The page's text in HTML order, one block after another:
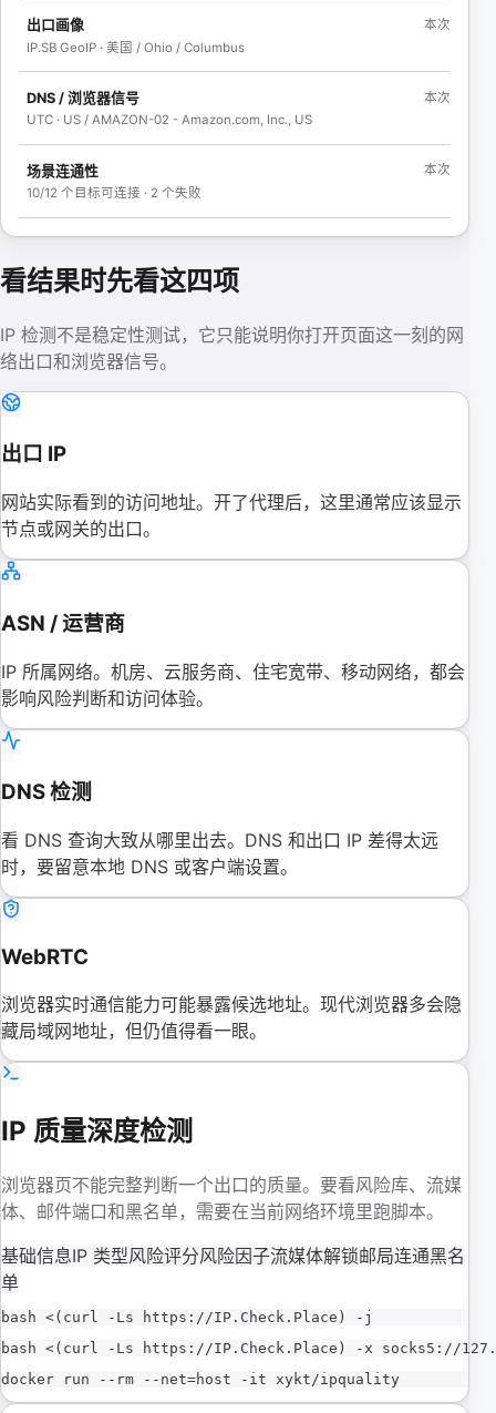
出口画像
IP.SB GeoIP · 美国 / Ohio / Columbus
本次
DNS / 浏览器信号
UTC · US / AMAZON-02 - Amazon.com, Inc., US
本次
场景连通性
10/12 个目标可连接 · 2 个失败
本次
看结果时先看这四项
IP 检测不是稳定性测试，它只能说明你打开页面这一刻的网
络出口和浏览器信号。
出口 IP
网站实际看到的访问地址。开了代理后，这里通常应该显示
节点或网关的出口。
ASN / 运营商
IP 所属网络。机房、云服务商、住宅宽带、移动网络，都会
影响风险判断和访问体验。
DNS 检测
看 DNS 查询大致从哪里出去。DNS 和出口 IP 差得太远
时，要留意本地 DNS 或客户端设置。
WebRTC
浏览器实时通信能力可能暴露候选地址。现代浏览器多会隐
藏局域网地址，但仍值得看一眼。
IP 质量深度检测
浏览器页不能完整判断一个出口的质量。要看风险库、流媒
体、邮件端口和黑名单，需要在当前网络环境里跑脚本。
基础信息IP 类型风险评分风险因子流媒体解锁邮局连通黑名
单
bash <(curl -Ls https://IP.Check.Place) -j
bash <(curl -Ls https://IP.Check.Place) -x socks5://
docker run --rm --net=host -it xykt/ipquality